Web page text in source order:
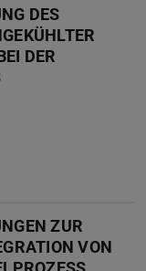
DES
DER
ZUR
VON